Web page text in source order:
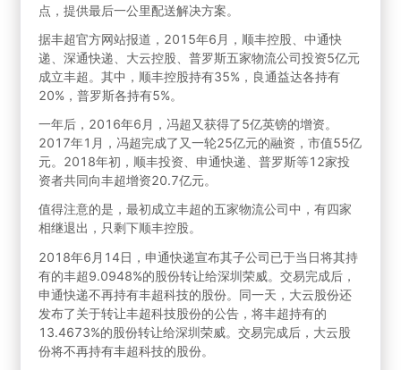
点，提供最后一公里配送解决方案。
据丰超官方网站报道，2015年6月，顺丰控股、中通快
递、深通快递、大云控股、普罗斯五家物流公司投资5亿元
成立丰超。其中，顺丰控股持有35%，良通益达各持有
20%，普罗斯各持有5%。
一年后，2016年6月，冯超又获得了5亿英镑的增资。
2017年1月，冯超完成了又一轮25亿元的融资，市值55亿
元。2018年初，顺丰投资、申通快递、普罗斯等12家投
资者共同向丰超增资20.7亿元。
值得注意的是，最初成立丰超的五家物流公司中，有四家
相继退出，只剩下顺丰控股。
2018年6月14日，申通快递宣布其子公司已于当日将其持
有的丰超9.0948%的股份转让给深圳荣威。交易完成后，
申通快递不再持有丰超科技的股份。同一天，大云股份还
发布了关于转让丰超科技股份的公告，将丰超持有的
13.4673%的股份转让给深圳荣威。交易完成后，大云股
份将不再持有丰超科技的股份。